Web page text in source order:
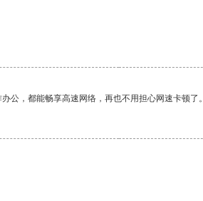
公，都能畅享高速网络，再也不用担心网速卡顿了。